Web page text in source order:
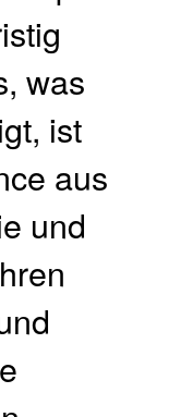
was
ist
aus
und